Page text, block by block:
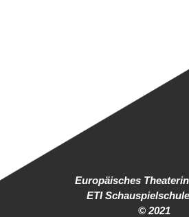
Europäisches
ETI
© 2021